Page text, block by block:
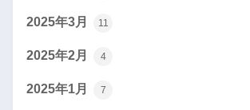
2025年3月 11
2025年2月 4
2025年1月 7